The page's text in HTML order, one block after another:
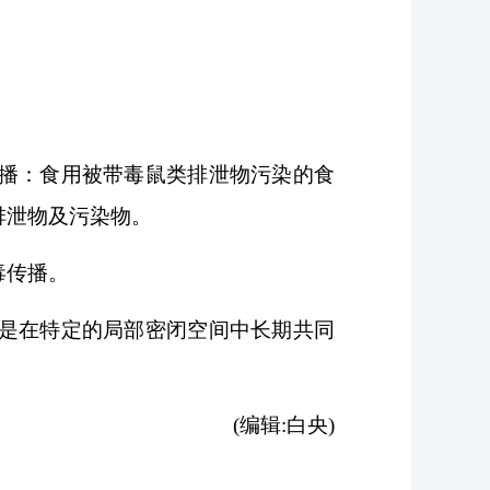
：食用被带毒鼠类排泄物污染的食
物及污染物。
播。
在特定的局部密闭空间中长期共同
(编辑:白央)